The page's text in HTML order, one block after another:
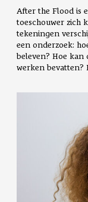
After the Flood is
toeschouwer zich
tekeningen
een onderzoek:
beleven? Hoe kan
werken bevatten?